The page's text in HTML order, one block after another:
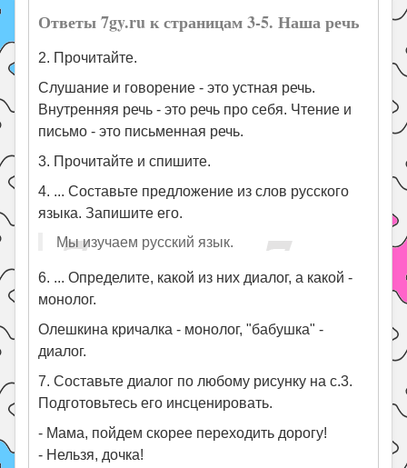
Ответы 7gy.ru к страницам 3-5. Наша речь
2. Прочитайте.
Слушание и говорение - это устная речь.
Внутренняя речь - это речь про себя. Чтение и
письмо - это письменная речь.
3. Прочитайте и спишите.
4. ... Составьте предложение из слов русского
языка. Запишите его.
Мы изучаем русский язык.
6. ... Определите, какой из них диалог, а какой -
монолог.
Олешкина кричалка - монолог, "бабушка" -
диалог.
7. Составьте диалог по любому рисунку на с.3.
Подготовьтесь его инсценировать.
- Мама, пойдем скорее переходить дорогу!
- Нельзя, дочка!